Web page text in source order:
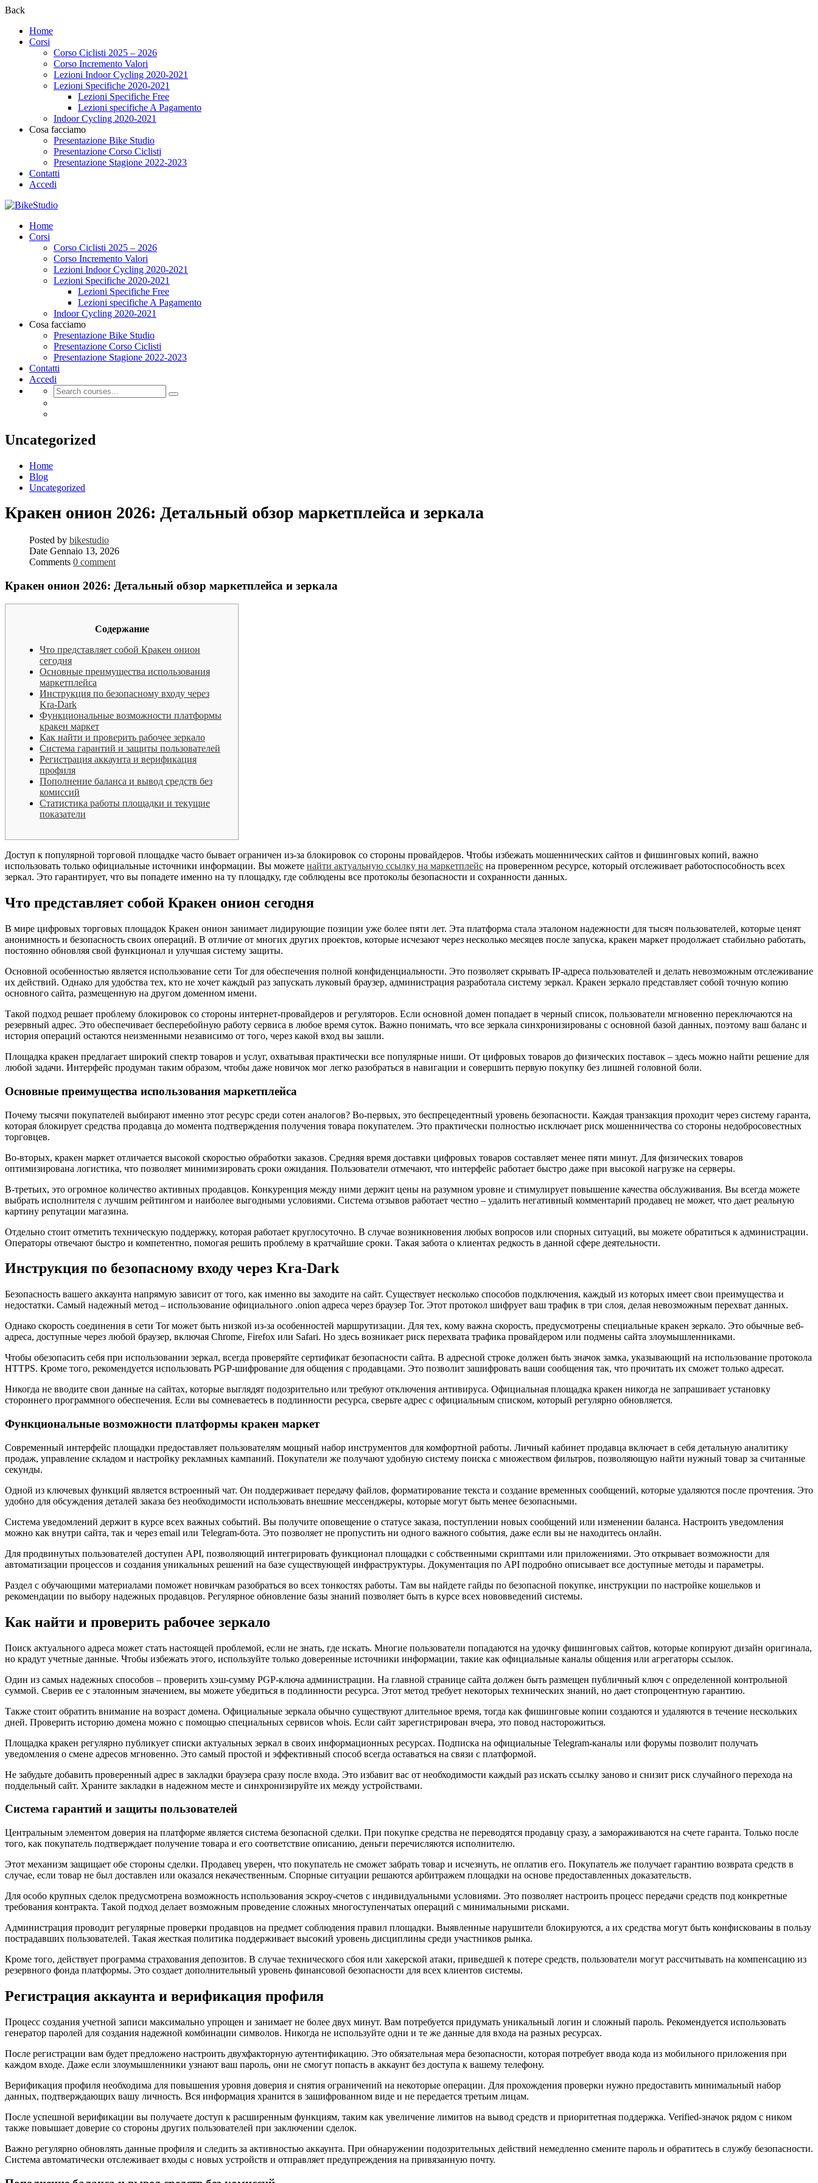
Back
Home
Corsi
Corso Ciclisti 2025 – 2026
Corso Incremento Valori
Lezioni Indoor Cycling 2020-2021
Lezioni Specifiche 2020-2021
Lezioni Specifiche Free
Lezioni specifiche A Pagamento
Indoor Cycling 2020-2021
Cosa facciamo
Presentazione Bike Studio
Presentazione Corso Ciclisti
Presentazione Stagione 2022-2023
Contatti
Accedi
Home
Corsi
Corso Ciclisti 2025 – 2026
Corso Incremento Valori
Lezioni Indoor Cycling 2020-2021
Lezioni Specifiche 2020-2021
Lezioni Specifiche Free
Lezioni specifiche A Pagamento
Indoor Cycling 2020-2021
Cosa facciamo
Presentazione Bike Studio
Presentazione Corso Ciclisti
Presentazione Stagione 2022-2023
Contatti
Accedi
Uncategorized
Home
Blog
Uncategorized
Кракен онион 2026: Детальный обзор маркетплейса и зеркала
Posted by bikestudio
Date Gennaio 13, 2026
Comments 0 comment
Кракен онион 2026: Детальный обзор маркетплейса и зеркала
Содержание
Что представляет собой Кракен онион
сегодня
Основные преимущества использования
маркетплейса
Инструкция по безопасному входу через
Kra-Dark
Функциональные возможности платформы
кракен маркет
Как найти и проверить рабочее зеркало
Система гарантий и защиты пользователей
Регистрация аккаунта и верификация
профиля
Пополнение баланса и вывод средств без
комиссий
Статистика работы площадки и текущие
показатели
Доступ к популярной торговой площадке часто бывает ограничен из-за блокировок со стороны провайдеров. Чтобы избежать мошеннических сайтов и фишинговых копий, важно
использовать только официальные источники информации. Вы можете найти актуальную ссылку на маркетплейс на проверенном ресурсе, который отслеживает работоспособность всех
зеркал. Это гарантирует, что вы попадете именно на ту площадку, где соблюдены все протоколы безопасности и сохранности данных.
Что представляет собой Кракен онион сегодня
В мире цифровых торговых площадок Кракен онион занимает лидирующие позиции уже более пяти лет. Эта платформа стала эталоном надежности для тысяч пользователей, которые ценят
анонимность и безопасность своих операций. В отличие от многих других проектов, которые исчезают через несколько месяцев после запуска, кракен маркет продолжает стабильно работать,
постоянно обновляя свой функционал и улучшая систему защиты.
Основной особенностью является использование сети Tor для обеспечения полной конфиденциальности. Это позволяет скрывать IP-адреса пользователей и делать невозможным отслеживание
их действий. Однако для удобства тех, кто не хочет каждый раз запускать луковый браузер, администрация разработала систему зеркал. Кракен зеркало представляет собой точную копию
основного сайта, размещенную на другом доменном имени.
Такой подход решает проблему блокировок со стороны интернет-провайдеров и регуляторов. Если основной домен попадает в черный список, пользователи мгновенно переключаются на
резервный адрес. Это обеспечивает бесперебойную работу сервиса в любое время суток. Важно понимать, что все зеркала синхронизированы с основной базой данных, поэтому ваш баланс и
история операций остаются неизменными независимо от того, через какой вход вы зашли.
Площадка кракен предлагает широкий спектр товаров и услуг, охватывая практически все популярные ниши. От цифровых товаров до физических поставок – здесь можно найти решение для
любой задачи. Интерфейс продуман таким образом, чтобы даже новичок мог легко разобраться в навигации и совершить первую покупку без лишней головной боли.
Основные преимущества использования маркетплейса
Почему тысячи покупателей выбирают именно этот ресурс среди сотен аналогов? Во-первых, это беспрецедентный уровень безопасности. Каждая транзакция проходит через систему гаранта,
которая блокирует средства продавца до момента подтверждения получения товара покупателем. Это практически полностью исключает риск мошенничества со стороны недобросовестных
торговцев.
Во-вторых, кракен маркет отличается высокой скоростью обработки заказов. Средняя время доставки цифровых товаров составляет менее пяти минут. Для физических товаров
оптимизирована логистика, что позволяет минимизировать сроки ожидания. Пользователи отмечают, что интерфейс работает быстро даже при высокой нагрузке на серверы.
В-третьих, это огромное количество активных продавцов. Конкуренция между ними держит цены на разумном уровне и стимулирует повышение качества обслуживания. Вы всегда можете
выбрать исполнителя с лучшим рейтингом и наиболее выгодными условиями. Система отзывов работает честно – удалить негативный комментарий продавец не может, что дает реальную
картину репутации магазина.
Отдельно стоит отметить техническую поддержку, которая работает круглосуточно. В случае возникновения любых вопросов или спорных ситуаций, вы можете обратиться к администрации.
Операторы отвечают быстро и компетентно, помогая решить проблему в кратчайшие сроки. Такая забота о клиентах редкость в данной сфере деятельности.
Инструкция по безопасному входу через Kra-Dark
Безопасность вашего аккаунта напрямую зависит от того, как именно вы заходите на сайт. Существует несколько способов подключения, каждый из которых имеет свои преимущества и
недостатки. Самый надежный метод – использование официального .onion адреса через браузер Tor. Этот протокол шифрует ваш трафик в три слоя, делая невозможным перехват данных.
Однако скорость соединения в сети Tor может быть низкой из-за особенностей маршрутизации. Для тех, кому важна скорость, предусмотрены специальные кракен зеркало. Это обычные веб-
адреса, доступные через любой браузер, включая Chrome, Firefox или Safari. Но здесь возникает риск перехвата трафика провайдером или подмены сайта злоумышленниками.
Чтобы обезопасить себя при использовании зеркал, всегда проверяйте сертификат безопасности сайта. В адресной строке должен быть значок замка, указывающий на использование протокола
HTTPS. Кроме того, рекомендуется использовать PGP-шифрование для общения с продавцами. Это позволит зашифровать ваши сообщения так, что прочитать их сможет только адресат.
Никогда не вводите свои данные на сайтах, которые выглядят подозрительно или требуют отключения антивируса. Официальная площадка кракен никогда не запрашивает установку
стороннего программного обеспечения. Если вы сомневаетесь в подлинности ресурса, сверьте адрес с официальным списком, который регулярно обновляется.
Функциональные возможности платформы кракен маркет
Современный интерфейс площадки предоставляет пользователям мощный набор инструментов для комфортной работы. Личный кабинет продавца включает в себя детальную аналитику
продаж, управление складом и настройку рекламных кампаний. Покупатели же получают удобную систему поиска с множеством фильтров, позволяющую найти нужный товар за считанные
секунды.
Одной из ключевых функций является встроенный чат. Он поддерживает передачу файлов, форматирование текста и создание временных сообщений, которые удаляются после прочтения. Это
удобно для обсуждения деталей заказа без необходимости использовать внешние мессенджеры, которые могут быть менее безопасными.
Система уведомлений держит в курсе всех важных событий. Вы получите оповещение о статусе заказа, поступлении новых сообщений или изменении баланса. Настроить уведомления
можно как внутри сайта, так и через email или Telegram-бота. Это позволяет не пропустить ни одного важного события, даже если вы не находитесь онлайн.
Для продвинутых пользователей доступен API, позволяющий интегрировать функционал площадки с собственными скриптами или приложениями. Это открывает возможности для
автоматизации процессов и создания уникальных решений на базе существующей инфраструктуры. Документация по API подробно описывает все доступные методы и параметры.
Раздел с обучающими материалами поможет новичкам разобраться во всех тонкостях работы. Там вы найдете гайды по безопасной покупке, инструкции по настройке кошельков и
рекомендации по выбору надежных продавцов. Регулярное обновление базы знаний позволяет быть в курсе всех нововведений системы.
Как найти и проверить рабочее зеркало
Поиск актуального адреса может стать настоящей проблемой, если не знать, где искать. Многие пользователи попадаются на удочку фишинговых сайтов, которые копируют дизайн оригинала,
но крадут учетные данные. Чтобы избежать этого, используйте только доверенные источники информации, такие как официальные каналы общения или агрегаторы ссылок.
Один из самых надежных способов – проверить хэш-сумму PGP-ключа администрации. На главной странице сайта должен быть размещен публичный ключ с определенной контрольной
суммой. Сверив ее с эталонным значением, вы можете убедиться в подлинности ресурса. Этот метод требует некоторых технических знаний, но дает стопроцентную гарантию.
Также стоит обратить внимание на возраст домена. Официальные зеркала обычно существуют длительное время, тогда как фишинговые копии создаются и удаляются в течение нескольких
дней. Проверить историю домена можно с помощью специальных сервисов whois. Если сайт зарегистрирован вчера, это повод насторожиться.
Площадка кракен регулярно публикует списки актуальных зеркал в своих информационных ресурсах. Подписка на официальные Telegram-каналы или форумы позволит получать
уведомления о смене адресов мгновенно. Это самый простой и эффективный способ всегда оставаться на связи с платформой.
Не забудьте добавить проверенный адрес в закладки браузера сразу после входа. Это избавит вас от необходимости каждый раз искать ссылку заново и снизит риск случайного перехода на
поддельный сайт. Храните закладки в надежном месте и синхронизируйте их между устройствами.
Система гарантий и защиты пользователей
Центральным элементом доверия на платформе является система безопасной сделки. При покупке средства не переводятся продавцу сразу, а замораживаются на счете гаранта. Только после
того, как покупатель подтверждает получение товара и его соответствие описанию, деньги перечисляются исполнителю.
Этот механизм защищает обе стороны сделки. Продавец уверен, что покупатель не сможет забрать товар и исчезнуть, не оплатив его. Покупатель же получает гарантию возврата средств в
случае, если товар не был доставлен или оказался некачественным. Спорные ситуации решаются арбитражем площадки на основе предоставленных доказательств.
Для особо крупных сделок предусмотрена возможность использования эскроу-счетов с индивидуальными условиями. Это позволяет настроить процесс передачи средств под конкретные
требования контракта. Такой подход делает возможным проведение сложных многоступенчатых операций с минимальными рисками.
Администрация проводит регулярные проверки продавцов на предмет соблюдения правил площадки. Выявленные нарушители блокируются, а их средства могут быть конфискованы в пользу
пострадавших пользователей. Такая жесткая политика поддерживает высокий уровень дисциплины среди участников рынка.
Кроме того, действует программа страхования депозитов. В случае технического сбоя или хакерской атаки, приведшей к потере средств, пользователи могут рассчитывать на компенсацию из
резервного фонда платформы. Это создает дополнительный уровень финансовой безопасности для всех клиентов системы.
Регистрация аккаунта и верификация профиля
Процесс создания учетной записи максимально упрощен и занимает не более двух минут. Вам потребуется придумать уникальный логин и сложный пароль. Рекомендуется использовать
генератор паролей для создания надежной комбинации символов. Никогда не используйте одни и те же данные для входа на разных ресурсах.
После регистрации вам будет предложено настроить двухфакторную аутентификацию. Это обязательная мера безопасности, которая потребует ввода кода из мобильного приложения при
каждом входе. Даже если злоумышленники узнают ваш пароль, они не смогут попасть в аккаунт без доступа к вашему телефону.
Верификация профиля необходима для повышения уровня доверия и снятия ограничений на некоторые операции. Для прохождения проверки нужно предоставить минимальный набор
данных, подтверждающих вашу личность. Вся информация хранится в зашифрованном виде и не передается третьим лицам.
После успешной верификации вы получаете доступ к расширенным функциям, таким как увеличение лимитов на вывод средств и приоритетная поддержка. Verified-значок рядом с ником
также повышает доверие со стороны других пользователей при заключении сделок.
Важно регулярно обновлять данные профиля и следить за активностью аккаунта. При обнаружении подозрительных действий немедленно смените пароль и обратитесь в службу безопасности.
Система автоматически отслеживает входы с новых устройств и отправляет предупреждения на привязанную почту.